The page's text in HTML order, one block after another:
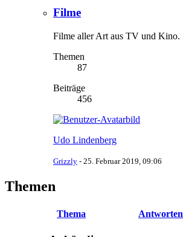
Filme
Filme aller Art aus TV und Kino.
Themen
87
Beiträge
456
Udo Lindenberg
Grizzly - 25. Februar 2019, 09:06
Themen
Thema Antworten